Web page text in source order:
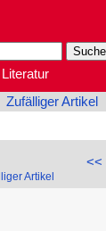
Zufälliger Artikel
<<
Artikel